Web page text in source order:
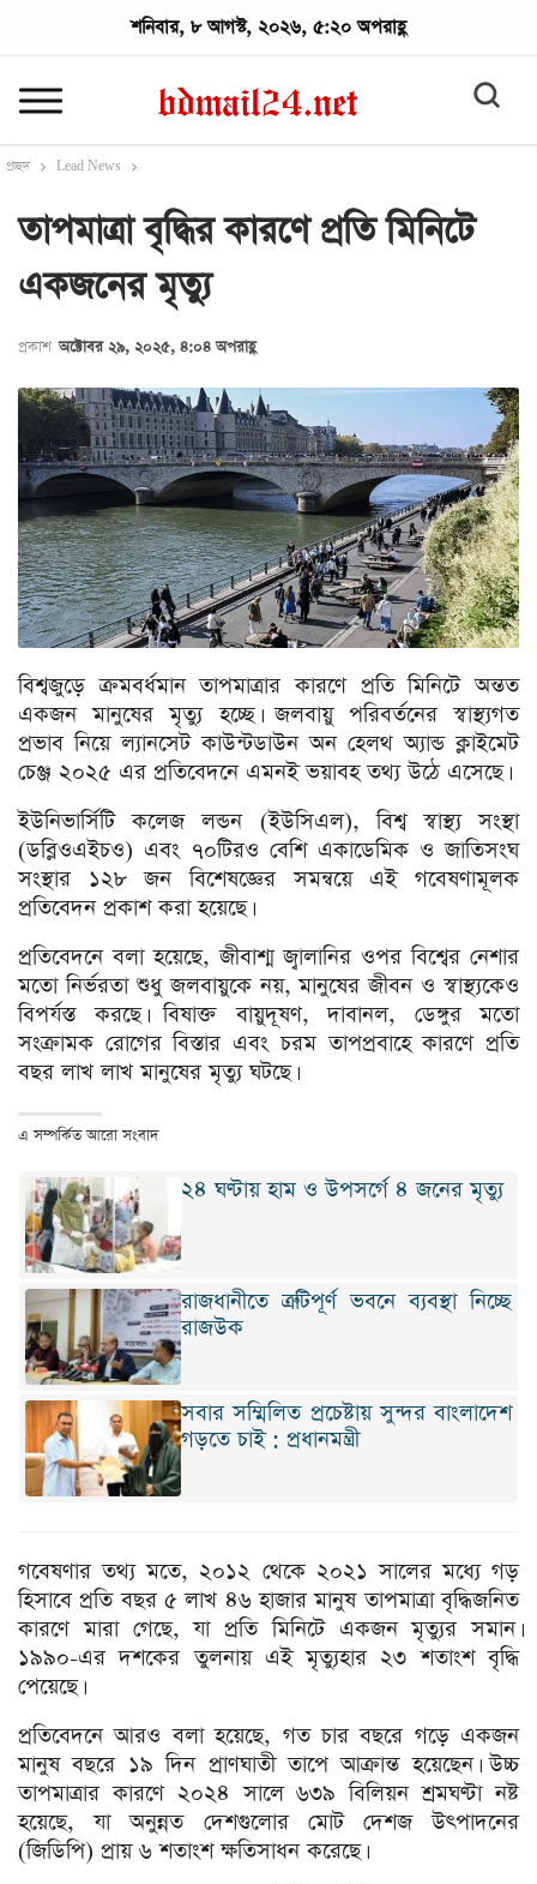
শনিবার, ৮ আগস্ট, ২০২৬, ৫:২০ অপরাহ্ণ
প্রচ্ছদ Lead News
তাপমাত্রা বৃদ্ধির কারণে প্রতি মিনিটে
একজনের মৃত্যু
প্রকাশ অক্টোবর ২৯, ২০২৫, ৪:০৪ অপরাহ্ণ
বিশ্বজুড়ে ক্রমবর্ধমান তাপমাত্রার কারণে প্রতি মিনিটে অন্তত
একজন মানুষের মৃত্যু হচ্ছে। জলবায়ু পরিবর্তনের স্বাস্থ্যগত
প্রভাব নিয়ে ল্যানসেট কাউন্টডাউন অন হেলথ অ্যান্ড ক্লাইমেট
চেঞ্জ ২০২৫ এর প্রতিবেদনে এমনই ভয়াবহ তথ্য উঠে এসেছে।
ইউনিভার্সিটি কলেজ লন্ডন (ইউসিএল), বিশ্ব স্বাস্থ্য সংস্থা
(ডব্লিওএইচও) এবং ৭০টিরও বেশি একাডেমিক ও জাতিসংঘ
সংস্থার ১২৮ জন বিশেষজ্ঞের সমন্বয়ে এই গবেষণামূলক
প্রতিবেদন প্রকাশ করা হয়েছে।
প্রতিবেদনে বলা হয়েছে, জীবাশ্ম জ্বালানির ওপর বিশ্বের নেশার
মতো নির্ভরতা শুধু জলবায়ুকে নয়, মানুষের জীবন ও স্বাস্থ্যকেও
বিপর্যস্ত করছে। বিষাক্ত বায়ুদূষণ, দাবানল, ডেঙ্গুর মতো
সংক্রামক রোগের বিস্তার এবং চরম তাপপ্রবাহে কারণে প্রতি
বছর লাখ লাখ মানুষের মৃত্যু ঘটছে।
এ সম্পর্কিত আরো সংবাদ
২৪ ঘণ্টায় হাম ও উপসর্গে ৪ জনের মৃত্যু
রাজধানীতে ত্রুটিপূর্ণ ভবনে ব্যবস্থা নিচ্ছে
রাজউক
সবার সম্মিলিত প্রচেষ্টায় সুন্দর বাংলাদেশ
গড়তে চাই : প্রধানমন্ত্রী
গবেষণার তথ্য মতে, ২০১২ থেকে ২০২১ সালের মধ্যে গড়
হিসাবে প্রতি বছর ৫ লাখ ৪৬ হাজার মানুষ তাপমাত্রা বৃদ্ধিজনিত
কারণে মারা গেছে, যা প্রতি মিনিটে একজন মৃত্যুর সমান।
১৯৯০-এর দশকের তুলনায় এই মৃত্যুহার ২৩ শতাংশ বৃদ্ধি
পেয়েছে।
প্রতিবেদনে আরও বলা হয়েছে, গত চার বছরে গড়ে একজন
মানুষ বছরে ১৯ দিন প্রাণঘাতী তাপে আক্রান্ত হয়েছেন। উচ্চ
তাপমাত্রার কারণে ২০২৪ সালে ৬৩৯ বিলিয়ন শ্রমঘণ্টা নষ্ট
হয়েছে, যা অনুন্নত দেশগুলোর মোট দেশজ উৎপাদনের
(জিডিপি) প্রায় ৬ শতাংশ ক্ষতিসাধন করেছে।